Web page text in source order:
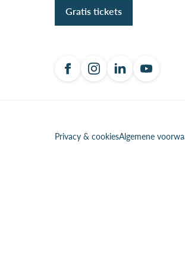
Gratis tickets
Privacy & cookiesAlgemene